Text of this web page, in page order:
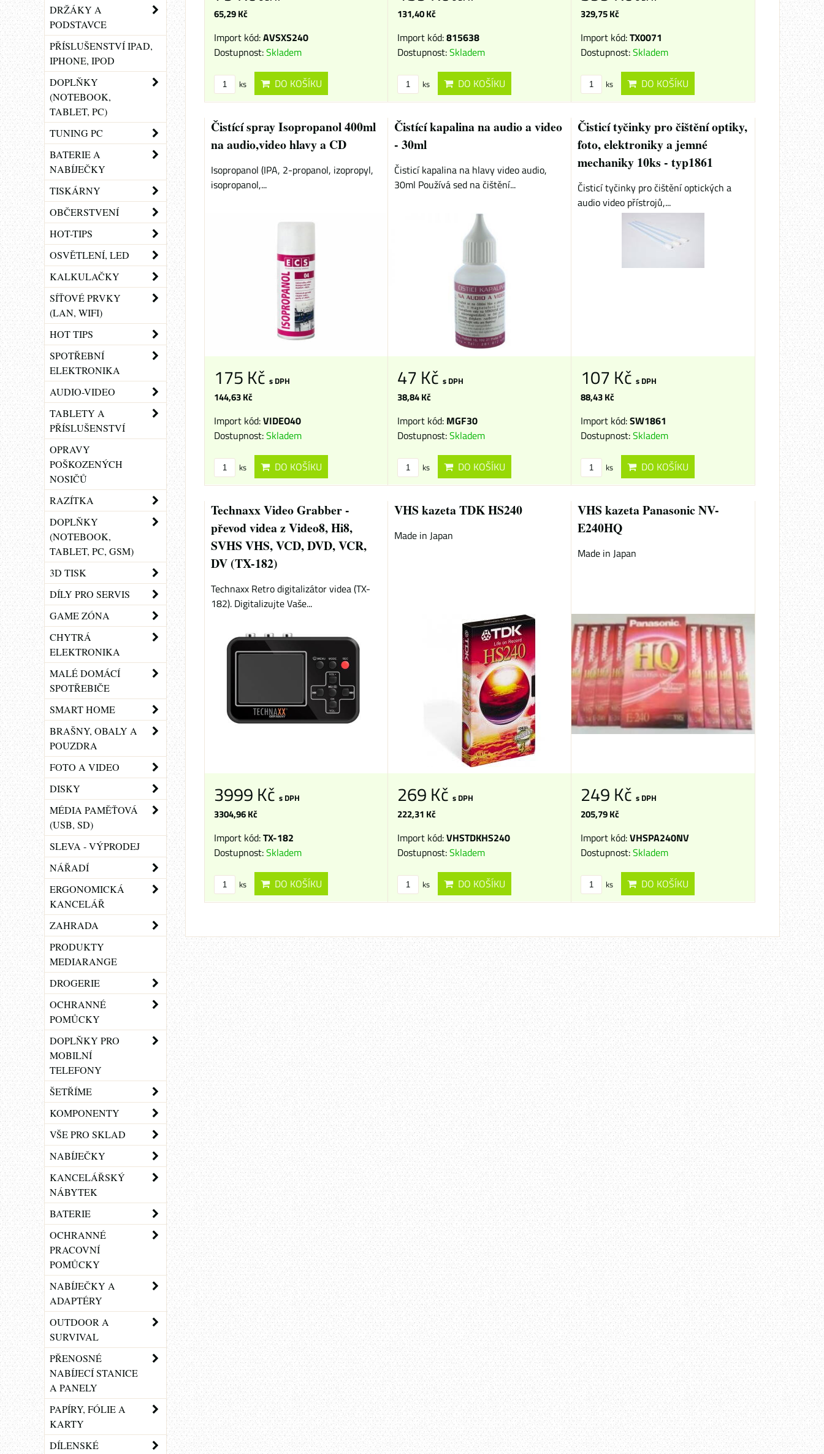
65,29 Kč
Import kód:AVSXS240
Dostupnost:Skladem
ks DO KOŠÍKU
131,40 Kč
Import kód:815638
Dostupnost:Skladem
ks DO KOŠÍKU
329,75 Kč
Import kód:TX0071
Dostupnost:Skladem
ks DO KOŠÍKU
Čistící spray Isopropanol 400ml
na audio,video hlavy a CD
Isopropanol (IPA, 2-propanol, izopropyl,
isopropanol,...
175 Kč s DPH
144,63 Kč
Import kód:VIDEO40
Dostupnost:Skladem
ks DO KOŠÍKU
Čistící kapalina na audio a video
- 30ml
Čisticí kapalina na hlavy video audio,
30ml Používá sed na čištění...
47 Kč s DPH
38,84 Kč
Import kód: MGF30
Dostupnost:Skladem
ks DO KOŠÍKU
Čisticí tyčinky pro čištění optiky,
foto, elektroniky a jemné
mechaniky 10ks - typ1861
Čisticí tyčinky pro čištění optických a
audio video přístrojů,...
107 Kčs DPH
88,43 Kč
Import kód:SW1861
Dostupnost:Skladem
ks DO KOŠÍKU
Technaxx Video Grabber -
převod videa z Video8, Hi8,
SVHS VHS, VCD, DVD, VCR,
DV (TX-182)
Technaxx Retro digitalizátor videa (TX-
182). Digitalizujte Vaše...
3999 Kč s DPH
3304,96 Kč
Import kód:TX-182
Dostupnost:Skladem
ks DO KOŠÍKU
VHS kazeta TDK HS240
Made in Japan
269 Kč s DPH
222,31 Kč
Import kód:VHSTDKHS240
Dostupnost:Skladem
ks DO KOŠÍKU
VHS kazeta Panasonic NV-
E240HQ
Made in Japan
249 Kčs DPH
205,79 Kč
Import kód:VHSPA240NV
Dostupnost:Skladem
ks DO KOŠÍKU
DRŽÁKY A
PODSTAVCE
PŘÍSLUŠENSTVÍ IPAD,
IPHONE, IPOD
DOPLŇKY
(NOTEBOOK,
TABLET, PC)
TUNING PC
BATERIE A
NABÍJEČKY
TISKÁRNY
OBČERSTVENÍ
HOT-TIPS
OSVĚTLENÍ, LED
KALKULAČKY
SÍŤOVÉ PRVKY
(LAN, WIFI)
HOT TIPS
SPOTŘEBNÍ
ELEKTRONIKA
AUDIO-VIDEO
TABLETY A
PŘÍSLUŠENSTVÍ
OPRAVY
POŠKOZENÝCH
NOSIČŮ
RAZÍTKA
DOPLŇKY
(NOTEBOOK,
TABLET, PC, GSM)
3D TISK
DÍLY PRO SERVIS
GAME ZÓNA
CHYTRÁ
ELEKTRONIKA
MALÉ DOMÁCÍ
SPOTŘEBIČE
SMART HOME
BRAŠNY, OBALY A
POUZDRA
FOTO A VIDEO
DISKY
MÉDIA PAMĚŤOVÁ
(USB, SD)
SLEVA - VÝPRODEJ
NÁŘADÍ
ERGONOMICKÁ
KANCELÁŘ
ZAHRADA
PRODUKTY
MEDIARANGE
DROGERIE
OCHRANNÉ
POMŮCKY
DOPLŇKY PRO
MOBILNÍ
TELEFONY
ŠETŘÍME
KOMPONENTY
VŠE PRO SKLAD
NABÍJEČKY
KANCELÁŘSKÝ
NÁBYTEK
BATERIE
OCHRANNÉ
PRACOVNÍ
POMŮCKY
NABÍJEČKY A
ADAPTÉRY
OUTDOOR A
SURVIVAL
PŘENOSNÉ
NABÍJECÍ STANICE
A PANELY
PAPÍRY, FÓLIE A
KARTY
DÍLENSKÉ